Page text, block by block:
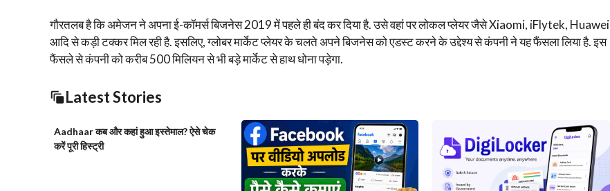
गौरतलब है कि अमेजन ने अपना ई-कॉमर्स बिजनेस 2019 में पहले ही बंद कर दिया है. उसे वहां पर लोकल प्लेयर जैसे Xiaomi, iFlytek, Huawei
आदि से कड़ी टक्कर मिल रही है. इसलिए, ग्लोबर मार्केट प्लेयर के चलते अपने बिजनेस को एडस्ट करने के उद्देश्य से कंपनी ने यह फैंसला लिया है. इस
फैंसले से कंपनी को करीब 500 मिलियन से भी बड़े मार्केट से हाथ धोना पड़ेगा.
Latest Stories
Aadhaar कब और कहां हुआ इस्तेमाल? ऐसे चेक
करें पूरी हिस्ट्री